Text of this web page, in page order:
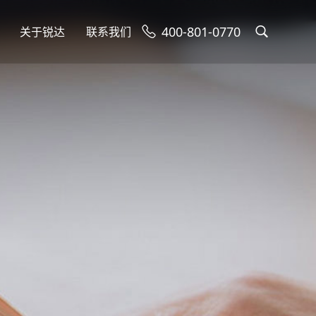
关于锐达 联系我们 400-801-0770